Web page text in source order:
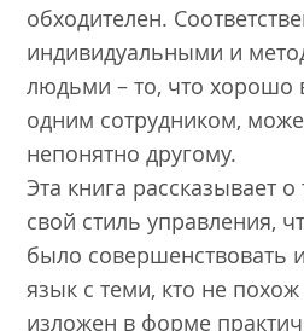
обходителен.
индивидуальными и
людьми – то, что хорошо
одним сотрудником,
непонятно другому.
Эта книга рассказывает
свой стиль управления,
было совершенствовать
язык с теми, кто не
изложен в форме